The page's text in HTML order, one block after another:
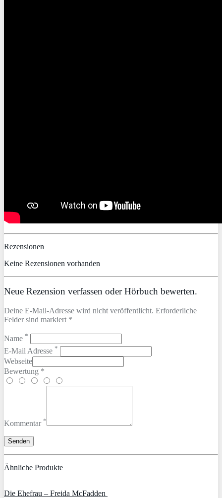
Rezensionen
Keine Rezensionen vorhanden
Neue Rezension verfassen oder Hörbuch bewerten.
Deine E-Mail-Adresse wird nicht veröffentlicht. Erforderliche
Felder sind markiert *
Name *
E-Mail Adresse *
Webseite
Bewertung *
Kommentar *
Ähnliche Produkte
Die Ehefrau – Freida McFadden